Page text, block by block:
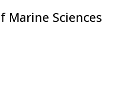
Marine Sciences